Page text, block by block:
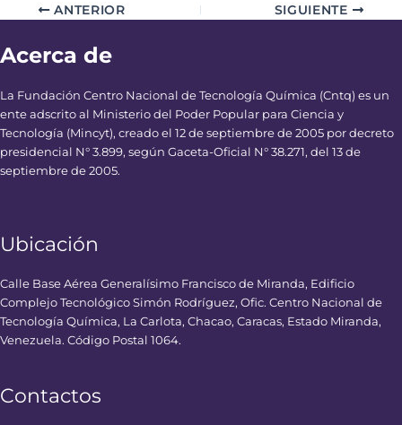
ANTERIOR SIGUIENTE
Acerca de
La Fundación Centro Nacional de Tecnología Química (Cntq) es un
ente adscrito al Ministerio del Poder Popular para Ciencia y
Tecnología (Mincyt), creado el 12 de septiembre de 2005 por decreto
presidencial N° 3.899, según Gaceta-Oficial N° 38.271, del 13 de
septiembre de 2005.
Ubicación
Calle Base Aérea Generalísimo Francisco de Miranda, Edificio
Complejo Tecnológico Simón Rodríguez, Ofic. Centro Nacional de
Tecnología Química, La Carlota, Chacao, Caracas, Estado Miranda,
Venezuela. Código Postal 1064.
Contactos